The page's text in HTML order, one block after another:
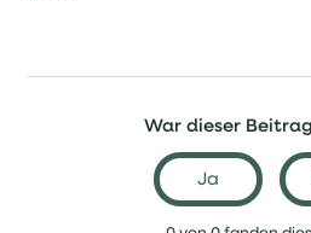
War dieser
Ja